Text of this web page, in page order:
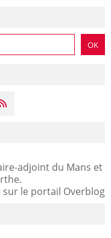
adjoint du Mans et
sur le portail Overblog